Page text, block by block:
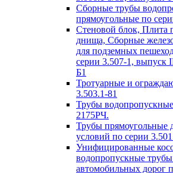
Сборные трубы
прямоугольные по
Стеновой блок, Плита
днища, Сборные
для подземных
серии 3.507-1,
Б1
Тротуарные и
3.503.1-81
Трубы
2175РЧ.
Трубы прямоугольные
условий по серии
Унифицированные
водопропускные
автомобильных дорог